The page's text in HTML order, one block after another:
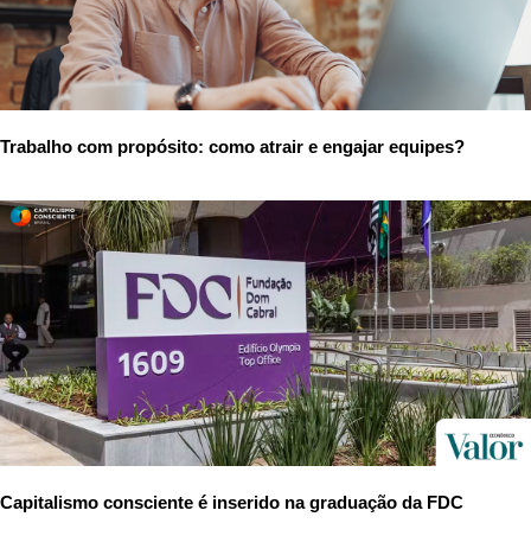
Trabalho com propósito: como atrair e engajar equipes?
Capitalismo consciente é inserido na graduação da FDC